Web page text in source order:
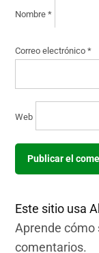
Nombre*
Correo electrónico*
Web
Este sitio usa
Aprende cómo
comentarios.